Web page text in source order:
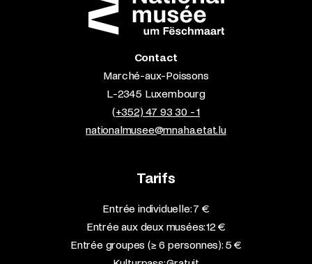
Contact
Marché-aux-Poissons
L-2345 Luxembourg
(+352) 47 93 30 - 1
nationalmusee@mnaha.etat.lu
Tarifs
Entrée individuelle: 7 €
Entrée aux deux musées: 12 €
Entrée groupes (≥ 6 personnes): 5 €